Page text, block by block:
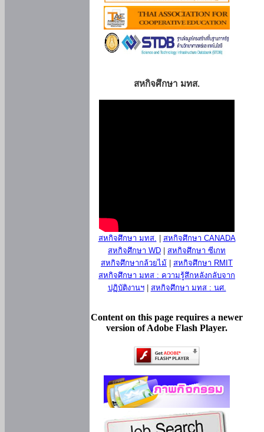
สหกิจศึกษา มทส.
สหกิจศึกษา มทส.
สหกิจศึกษา CANADA
สหกิจศึกษา WD
สหกิจศึกษา ซีเกท
สหกิจศึกษากล้วยไม้
สหกิจศึกษา RMIT
สหกิจศึกษา มทส : ความรู้สึกหลังกลับจาก
ปฏิบัติงานฯ| สหกิจศึกษา มทส : นศ.
Content on this page requires a newer
version of Adobe Flash Player.